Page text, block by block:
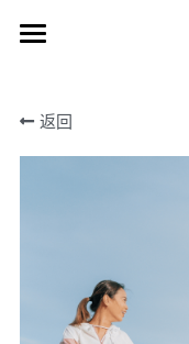
关于我们
舞校政策
学年年历
课程信息
如何报名
我们的团队
芭蕾教师
教学体系
返回所有商品分类